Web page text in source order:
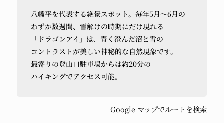
か
ら
車
で
八幡平を代表する絶景スポット。毎年5月〜6月の
わずか数週間、雪解けの時期にだけ現れる
「ドラゴンアイ」は、 青く澄んだ沼と雪の
コントラストが美しい神秘的な自然現象です。
最寄りの登山口駐車場からは約20分の
ハイキングでアクセス可能。
Google マップでルートを検索